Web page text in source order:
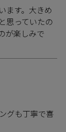
ます。大きめ
思っていたの
が楽しみで
グも丁寧で喜